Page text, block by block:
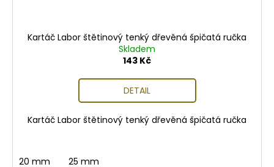
Kartáč Labor štětinový tenký dřevěná špičatá ručka
Skladem
143 Kč
DETAIL
Kartáč Labor štětinový tenký dřevěná špičatá ručka
20 mm 25 mm